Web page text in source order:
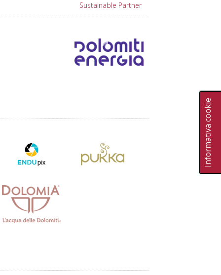
Informativa cookie
Sustainable Partner